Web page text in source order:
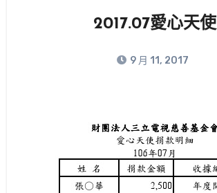
2017.07愛心天使
9 月 11, 2017